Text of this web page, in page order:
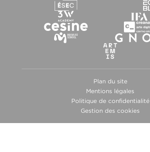
Plan du site
Mentions légales
Politique de confidentialité
Gestion des cookies